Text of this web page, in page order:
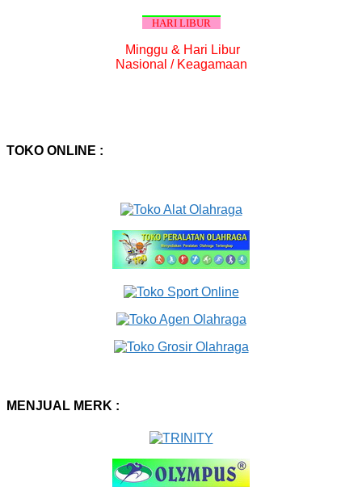
HARI LIBUR
Minggu & Hari Libur
Nasional / Keagamaan
TOKO ONLINE :
MENJUAL MERK :